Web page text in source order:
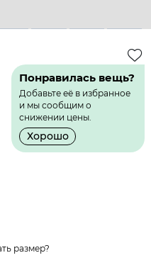
5 6 7 8
Понравилась вещь?
Добавьте её в избранное
и мы сообщим о
снижении цены.
Хорошо
размер?